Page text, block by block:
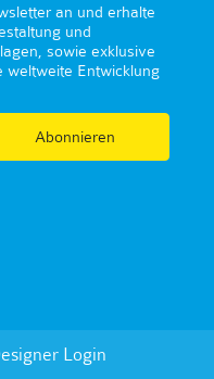
an und erhalte
und
sowie exklusive
weltweite Entwicklung
Abonnieren
Login